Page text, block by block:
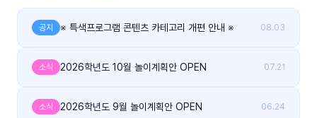
그
공지 ※ 특색프로그램 콘텐츠 카테고리 개편 안내 ※ 08.03
소식 2026학년도 10월 놀이계획안 OPEN 07.21
소식 2026학년도 9월 놀이계획안 OPEN 06.24